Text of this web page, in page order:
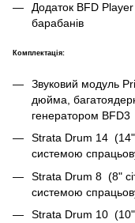
Додаток BFD
барабанів
Комплектація:
Звуковий модуль
дюйма,
генератором BFD3
Strata Drum 14 (14"
системою
Strata Drum 8 (8"
системою
Strata Drum 10 (10"